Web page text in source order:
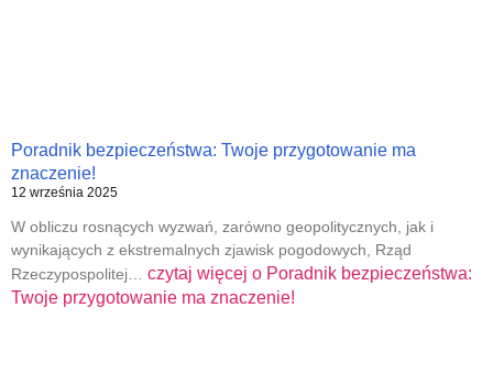
Poradnik bezpieczeństwa: Twoje przygotowanie ma
znaczenie!
12 września 2025
W obliczu rosnących wyzwań, zarówno geopolitycznych, jak i
wynikających z ekstremalnych zjawisk pogodowych, Rząd
Rzeczypospolitej… czytaj więcej o Poradnik bezpieczeństwa:
Twoje przygotowanie ma znaczenie!